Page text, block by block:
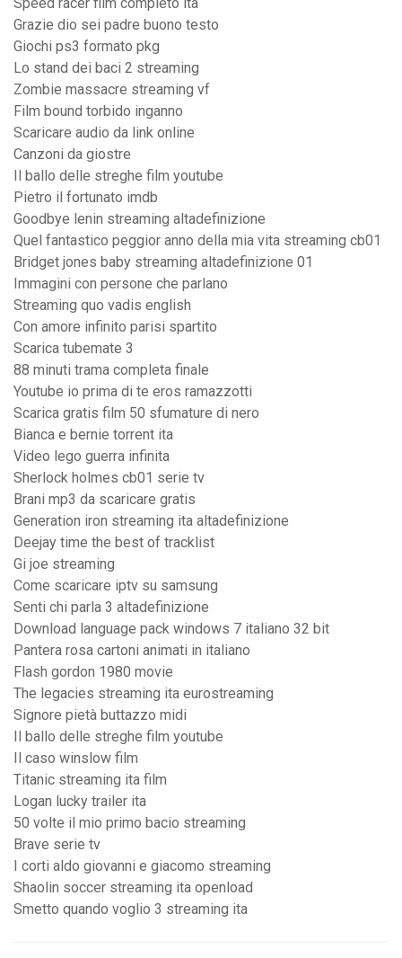
Speed racer film completo ita
Grazie dio sei padre buono testo
Giochi ps3 formato pkg
Lo stand dei baci 2 streaming
Zombie massacre streaming vf
Film bound torbido inganno
Scaricare audio da link online
Canzoni da giostre
Il ballo delle streghe film youtube
Pietro il fortunato imdb
Goodbye lenin streaming altadefinizione
Quel fantastico peggior anno della mia vita streaming cb01
Bridget jones baby streaming altadefinizione 01
Immagini con persone che parlano
Streaming quo vadis english
Con amore infinito parisi spartito
Scarica tubemate 3
88 minuti trama completa finale
Youtube io prima di te eros ramazzotti
Scarica gratis film 50 sfumature di nero
Bianca e bernie torrent ita
Video lego guerra infinita
Sherlock holmes cb01 serie tv
Brani mp3 da scaricare gratis
Generation iron streaming ita altadefinizione
Deejay time the best of tracklist
Gi joe streaming
Come scaricare iptv su samsung
Senti chi parla 3 altadefinizione
Download language pack windows 7 italiano 32 bit
Pantera rosa cartoni animati in italiano
Flash gordon 1980 movie
The legacies streaming ita eurostreaming
Signore pietà buttazzo midi
Il ballo delle streghe film youtube
Il caso winslow film
Titanic streaming ita film
Logan lucky trailer ita
50 volte il mio primo bacio streaming
Brave serie tv
I corti aldo giovanni e giacomo streaming
Shaolin soccer streaming ita openload
Smetto quando voglio 3 streaming ita